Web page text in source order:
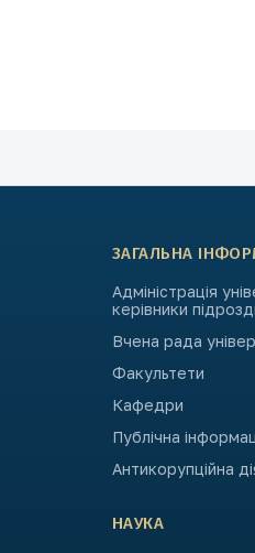
ЗАГАЛЬНА
Адміністрація
керівники
Вчена рада
Факультети
Кафедри
Публічна
Антикорупційна
НАУКА